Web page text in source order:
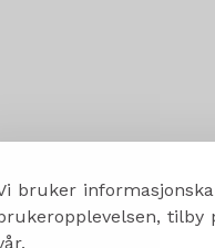
bruker
tilby